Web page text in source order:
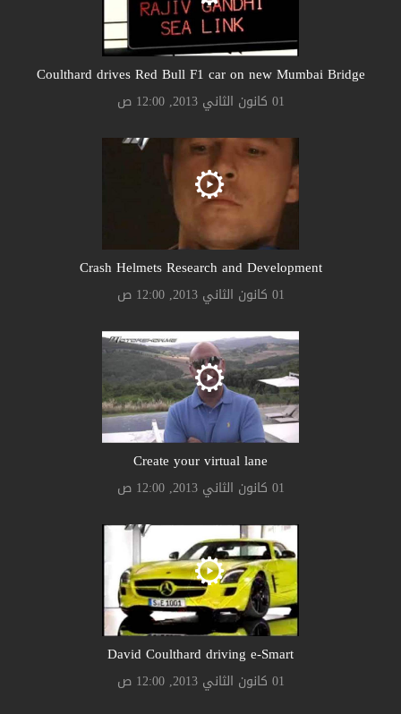
Coulthard drives Red Bull F1 car on new Mumbai Bridge
01 كانون الثاني 2013, 12:00 ص
Crash Helmets Research and Development
01 كانون الثاني 2013, 12:00 ص
Create your virtual lane
01 كانون الثاني 2013, 12:00 ص
David Coulthard driving e-Smart
01 كانون الثاني 2013, 12:00 ص